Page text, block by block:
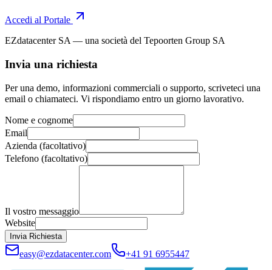
Accedi al Portale
EZdatacenter SA — una società del Tepoorten Group SA
Invia una richiesta
Per una demo, informazioni commerciali o supporto, scriveteci una
email o chiamateci. Vi rispondiamo entro un giorno lavorativo.
Nome e cognome
Email
Azienda (facoltativo)
Telefono (facoltativo)
Il vostro messaggio
Website
Invia Richiesta
easy@ezdatacenter.com +41 91 6955447